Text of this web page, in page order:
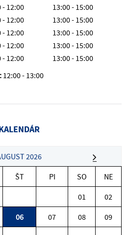
- 12:00
13:00 - 15:00
- 12:00
13:00 - 15:00
- 12:00
13:00 - 15:00
- 12:00
13:00 - 15:00
- 12:00
13:00 - 15:00
12:00 - 13:00
2026
ŠT PI SO NE
01 02
06 07 08 09